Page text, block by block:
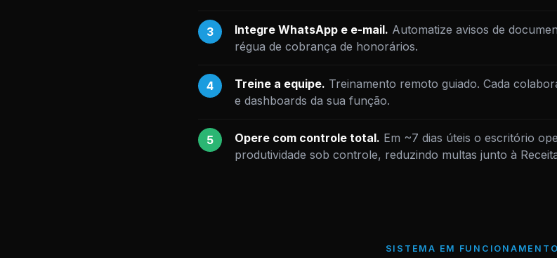
3 Integre WhatsApp e e-mail. Automatize avisos de
régua de cobrança de honorários.
4 Treine a equipe. Treinamento remoto guiado. Cada
e dashboards da sua função.
5 Opere com controle total. Em ~7 dias úteis o escritório
produtividade sob controle, reduzindo multas junto à
SISTEMA EM FUNCIONAMENTO